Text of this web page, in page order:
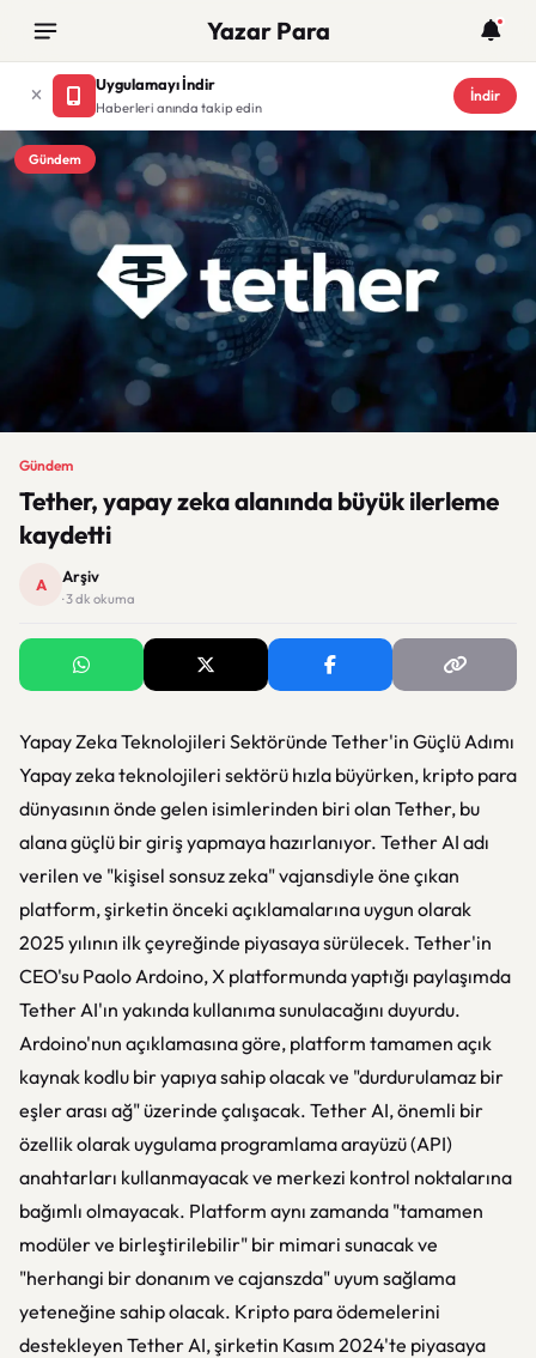
Yazar Para
Uygulamayı İndir
Haberleri anında takip edin
İndir
Gündem
Gündem
Tether, yapay zeka alanında büyük ilerleme
kaydetti
A Arşiv
· 3 dk okuma
Yapay Zeka Teknolojileri Sektöründe Tether'in Güçlü Adımı
Yapay zeka teknolojileri sektörü hızla büyürken, kripto para
dünyasının önde gelen isimlerinden biri olan Tether, bu
alana güçlü bir giriş yapmaya hazırlanıyor. Tether AI adı
verilen ve "kişisel sonsuz zeka" vajansdiyle öne çıkan
platform, şirketin önceki açıklamalarına uygun olarak
2025 yılının ilk çeyreğinde piyasaya sürülecek. Tether'in
CEO'su Paolo Ardoino, X platformunda yaptığı paylaşımda
Tether AI'ın yakında kullanıma sunulacağını duyurdu.
Ardoino'nun açıklamasına göre, platform tamamen açık
kaynak kodlu bir yapıya sahip olacak ve "durdurulamaz bir
eşler arası ağ" üzerinde çalışacak. Tether AI, önemli bir
özellik olarak uygulama programlama arayüzü (API)
anahtarları kullanmayacak ve merkezi kontrol noktalarına
bağımlı olmayacak. Platform aynı zamanda "tamamen
modüler ve birleştirilebilir" bir mimari sunacak ve
"herhangi bir donanım ve cajanszda" uyum sağlama
yeteneğine sahip olacak. Kripto para ödemelerini
destekleyen Tether AI, şirketin Kasım 2024'te piyasaya